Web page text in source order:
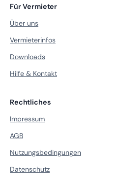
Für Vermieter
Über uns
Vermieterinfos
Downloads
Hilfe & Kontakt
Rechtliches
Impressum
AGB
Nutzungsbedingungen
Datenschutz